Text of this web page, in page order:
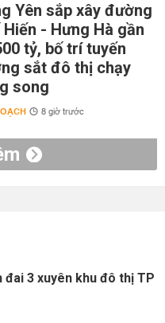
Yên sắp xây đường
Hiến - Hưng Hà gần
tỷ, bố trí tuyến
sắt đô thị chạy
song
8 giờ trước
3 xuyên khu đô thị TP